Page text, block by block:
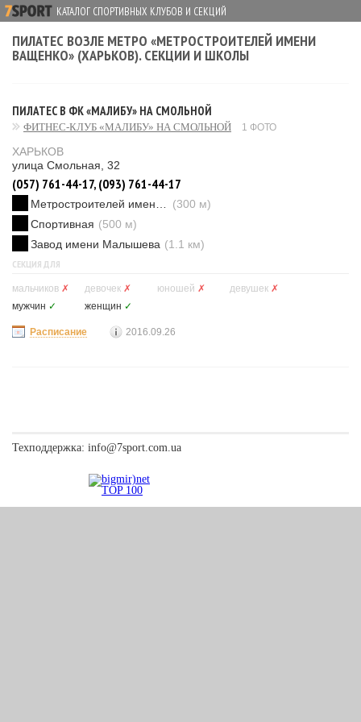
КАТАЛОГ СПОРТИВНЫХ КЛУБОВ И СЕКЦИЙ
ПИЛАТЕС ВОЗЛЕ МЕТРО «МЕТРОСТРОИТЕЛЕЙ ИМЕНИ
ВАЩЕНКО» (ХАРЬКОВ). СЕКЦИИ И ШКОЛЫ
ПИЛАТЕС В ФК «МАЛИБУ» НА СМОЛЬНОЙ
ФИТНЕС-КЛУБ «МАЛИБУ» НА СМОЛЬНОЙ 1 ФОТО
ХАРЬКОВ
улица Смольная, 32
(057) 761-44-17, (093) 761-44-17
(300 м)
Спортивная (500 м)
Завод имени Малышева (1.1 км)
СЕКЦИЯ ДЛЯ
мальчиков ✗ девочек ✗ юношей ✗ девушек ✗
мужчин ✓ женщин ✓
Расписание 2016.09.26
Техподдержка: info@7sport.com.ua